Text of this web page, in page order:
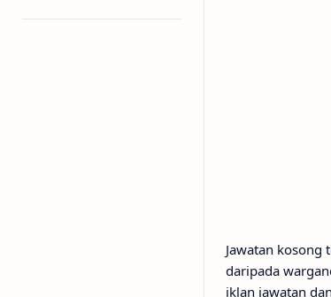
Jawatan kosong
daripada
iklan jawatan